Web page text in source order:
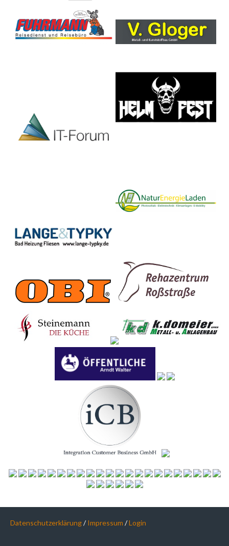
Datenschutzerklärung/Impressum /Login